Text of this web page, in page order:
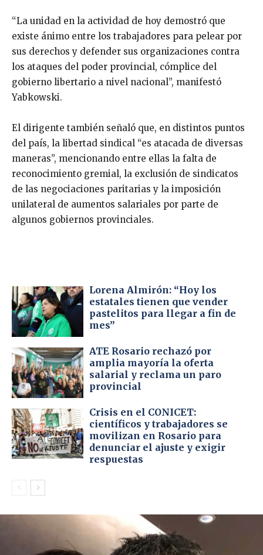
“La unidad en la actividad de hoy demostró que
existe ánimo entre los trabajadores para pelear por
sus derechos y defender sus organizaciones contra
los ataques del poder provincial, cómplice del
gobierno libertario a nivel nacional”, manifestó
Yabkowski.
El dirigente también señaló que, en distintos puntos
del país, la libertad sindical “es atacada de diversas
maneras”, mencionando entre ellas la falta de
reconocimiento gremial, la exclusión de sindicatos
de las negociaciones paritarias y la imposición
unilateral de aumentos salariales por parte de
algunos gobiernos provinciales.
Lorena Almirón: “Hoy los
estatales tienen que vender
pastelitos para llegar a fin de
mes”
ATE Rosario rechazó por
amplia mayoría la oferta
salarial y reclama un paro
provincial
Crisis en el CONICET:
científicos y trabajadores se
movilizan en Rosario para
denunciar el ajuste y exigir
respuestas